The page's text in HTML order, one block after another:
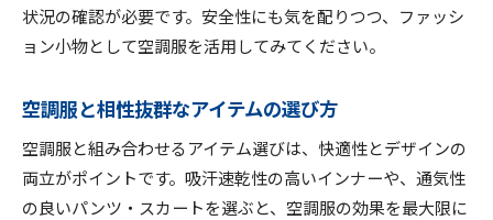
状況の確認が必要です。安全性にも気を配りつつ、ファッシ
ョン小物として空調服を活用してみてください。
空調服と相性抜群なアイテムの選び方
空調服と組み合わせるアイテム選びは、快適性とデザインの
両立がポイントです。吸汗速乾性の高いインナーや、通気性
の良いパンツ・スカートを選ぶと、空調服の効果を最大限に